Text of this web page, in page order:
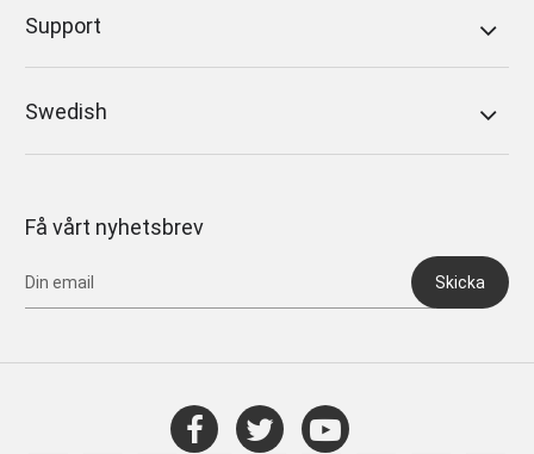
Support
Swedish
Få vårt nyhetsbrev
Skicka